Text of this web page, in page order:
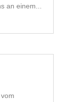
an einem...